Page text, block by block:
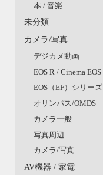
本 / 音楽
未分類
カメラ/写真
デジカメ動画
EOS R / Cinema EOS
EOS（EF）シリーズ
オリンパス/OMDS
カメラ一般
写真周辺
カメラ/写真
AV機器 / 家電